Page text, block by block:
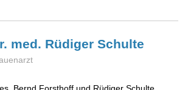
med. RüdigerSchulte
Bernd Forsthoff und Rüdiger Schulte